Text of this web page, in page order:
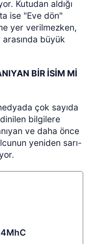
Kutudan aldığı
ise "Eve dön"
yer verilmezken,
büyük
BİR İSİM Mİ
çok sayıda
bilgilere
ve daha önce
yeniden sarı-